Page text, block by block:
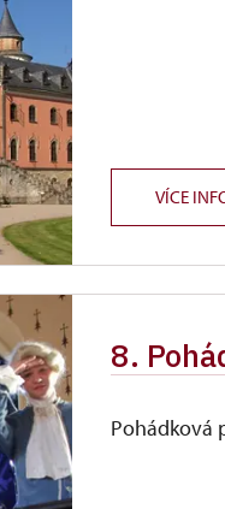
VÍCE
8.
Pohádková